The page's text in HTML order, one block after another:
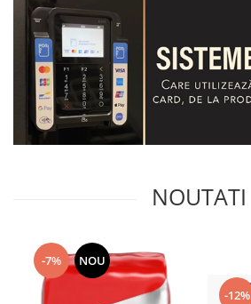
NOUTATI
-7% NOU
-12%